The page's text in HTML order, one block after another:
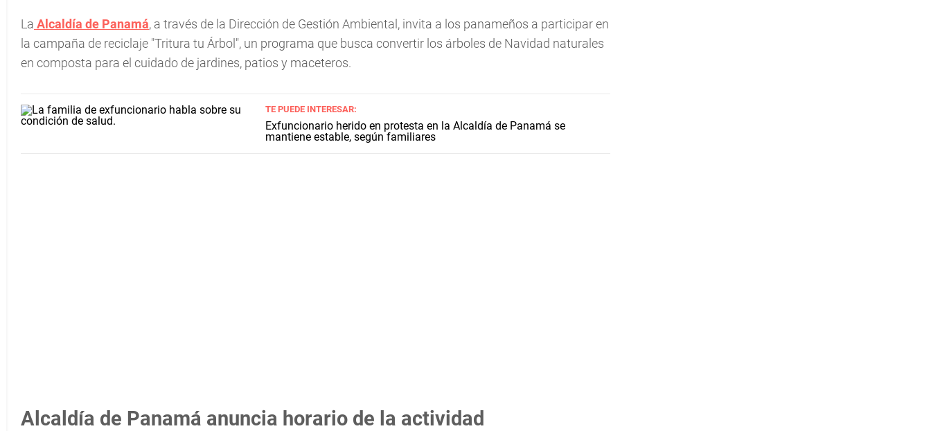
La Alcaldía de Panamá, a través de la Dirección de Gestión Ambiental, invita a los panameños a participar en
la campaña de reciclaje "Tritura tu Árbol", un programa que busca convertir los árboles de Navidad naturales
en composta para el cuidado de jardines, patios y maceteros.
TE PUEDE INTERESAR:
Exfuncionario herido en protesta en la Alcaldía de Panamá se
mantiene estable, según familiares
Alcaldía de Panamá anuncia horario de la actividad